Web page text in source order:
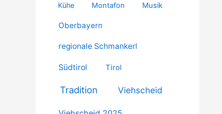
Kühe Montafon Musik
Oberbayern
regionale Schmankerl
Südtirol Tirol
Tradition Viehscheid